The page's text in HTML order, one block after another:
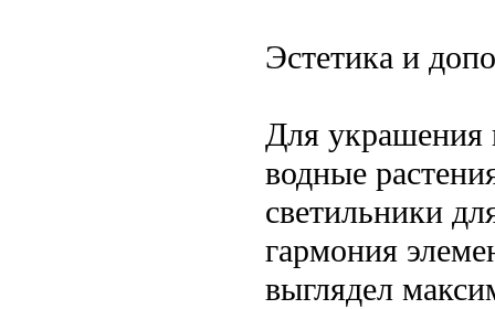
Эстетика и
Для украшения
водные
светильники
гармония
выглядел